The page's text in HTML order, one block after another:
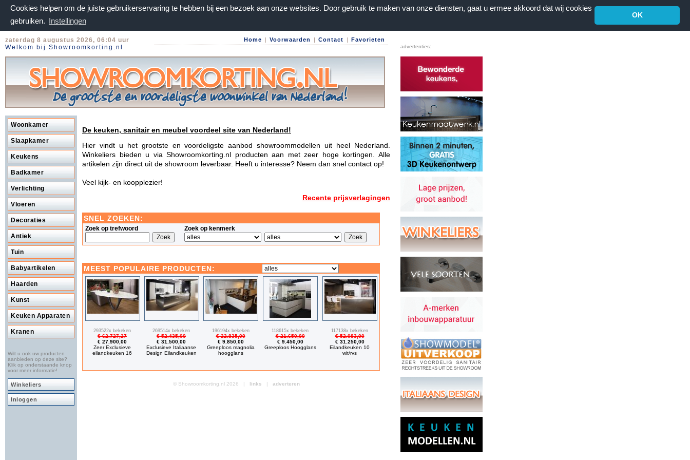
Cookies helpen om de juiste gebruikerservaring te hebben bij een bezoek aan onze websites. Door gebruik te maken van onze diensten, gaat u ermee akkoord dat wij cookies
gebruiken. Instellingen
OK
zaterdag 8 augustus 2026, 06:04 uur
Welkom bij Showroomkorting.nl
Home | Voorwaarden | Contact | Favorieten
advertenties:
Woonkamer
Slaapkamer
Keukens
Badkamer
Verlichting
Vloeren
Decoraties
Antiek
Tuin
Babyartikelen
Haarden
Kunst
Keuken Apparaten
Kranen
Wilt u ook uw producten
aanbieden op deze site?
Klik op onderstaande knop
voor meer informatie!
Winkeliers
Inloggen
De keuken, sanitair en meubel voordeel site van Nederland!
Hier vindt u het grootste en voordeligste aanbod showroommodellen uit heel Nederland.
Winkeliers bieden u via Showroomkorting.nl producten aan met zeer hoge kortingen. Alle
artikelen zijn direct uit de showroom leverbaar. Heeft u interesse? Neem dan snel contact op!
Veel kijk- en koopplezier!
Recente prijsverlagingen
SNEL ZOEKEN:
Zoek op trefwoord Zoek op kenmerk
MEEST POPULAIRE PRODUCTEN:
293522x bekeken
€ 62.727,27
€ 27.900,00
Zeer Exclusieve
eilandkeuken 16
269514x bekeken
€ 52.435,00
€ 31.500,00
Exclusieve Italiaanse
Design Eilandkeuken
196194x bekeken
€ 22.835,00
€ 9.850,00
Greeploos magnolia
hoogglans
118615x bekeken
€ 21.650,00
€ 9.450,00
Greeploos Hoogglans
117138x bekeken
€ 52.083,00
€ 31.250,00
Eilandkeuken 10
wit/rvs
© Showroomkorting.nl 2026 | links | adverteren